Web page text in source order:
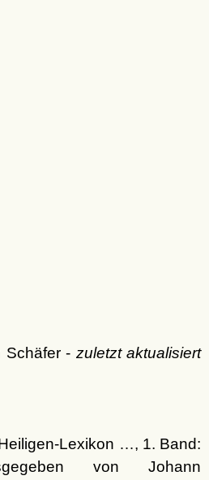
Schäfer - zuletzt aktualisiert
Lexikon …, 1. Band:
von Johann